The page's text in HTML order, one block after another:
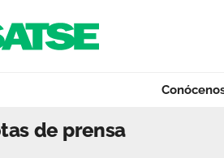
al
de prensa